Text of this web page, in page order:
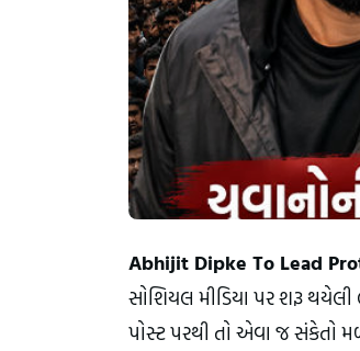
Abhijit Dipke To Lead
સોશિયલ મીડિયા પર શરૂ થયેલી
પોસ્ટ પરથી તો એવા જ સંકેતો